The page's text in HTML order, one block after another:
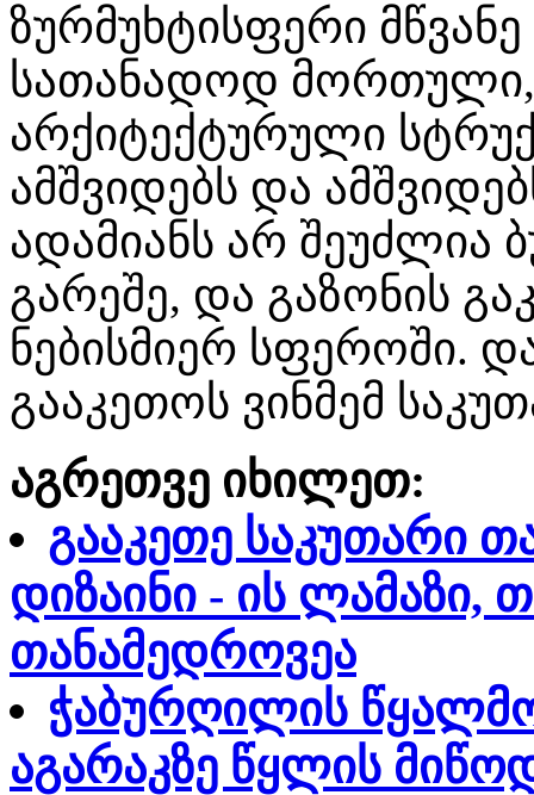
ზურმუხტისფერი
სათანადოდ მორთული,
არქიტექტურული
ამშვიდებს და
ადამიანს არ შეუძლია
გარეშე, და გაზონის
ნებისმიერ სფეროში.
გააკეთოს ვინმემ
აგრეთვე იხილეთ:
გააკეთე საკუთარი
დიზაინი - ის ლამაზი,
თანამედროვეა
ჭაბურღილის
აგარაკზე წყლის